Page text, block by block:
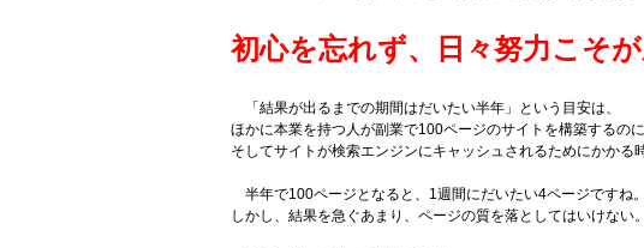
初心を忘れず、日々努力こそ
「結果が出るまでの期間はだいたい半年」という目安は、
ほかに本業を持つ人が副業で100ページのサイトを構築するのに
そしてサイトが検索エンジンにキャッシュされるためにかかる
半年で100ページとなると、1週間にだいたい4ページですね。
しかし、結果を急ぐあまり、ページの質を落としてはいけない。